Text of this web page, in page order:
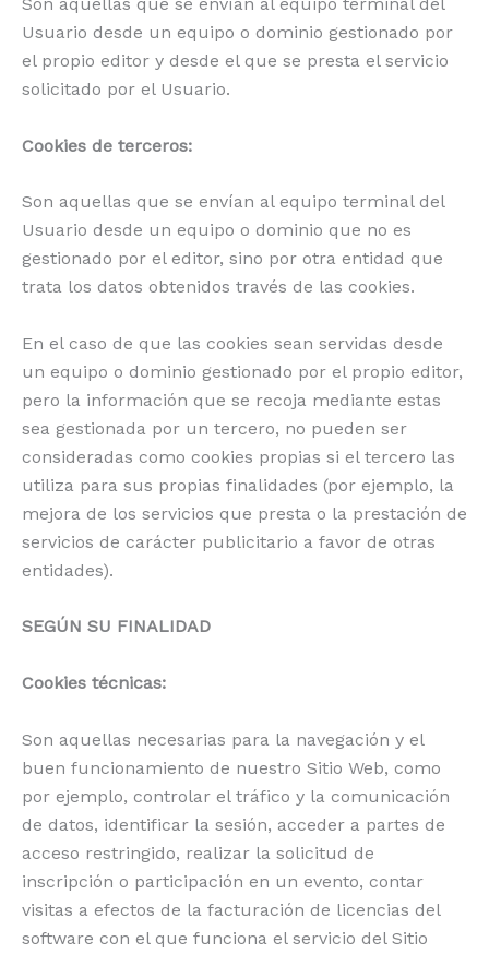
Usuario desde un equipo o dominio gestionado por
el propio editor y desde el que se presta el servicio
solicitado por el Usuario.
Cookies de terceros:
Son aquellas que se envían al equipo terminal del
Usuario desde un equipo o dominio que no es
gestionado por el editor, sino por otra entidad que
trata los datos obtenidos través de las cookies.
En el caso de que las cookies sean servidas desde
un equipo o dominio gestionado por el propio editor,
pero la información que se recoja mediante estas
sea gestionada por un tercero, no pueden ser
consideradas como cookies propias si el tercero las
utiliza para sus propias finalidades (por ejemplo, la
mejora de los servicios que presta o la prestación de
servicios de carácter publicitario a favor de otras
entidades).
SEGÚN SU FINALIDAD
Cookies técnicas:
Son aquellas necesarias para la navegación y el
buen funcionamiento de nuestro Sitio Web, como
por ejemplo, controlar el tráfico y la comunicación
de datos, identificar la sesión, acceder a partes de
acceso restringido, realizar la solicitud de
inscripción o participación en un evento, contar
visitas a efectos de la facturación de licencias del
software con el que funciona el servicio del Sitio